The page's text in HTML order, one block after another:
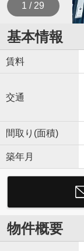
1 / 29
基本情報
賃料
交通
間取り(面積)
築年月
物件概要